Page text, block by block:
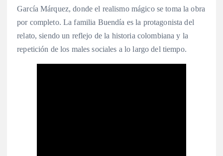
García Márquez, donde el realismo mágico se toma la obra
por completo. La familia Buendía es la protagonista del
relato, siendo un reflejo de la historia colombiana y la
repetición de los males sociales a lo largo del tiempo.